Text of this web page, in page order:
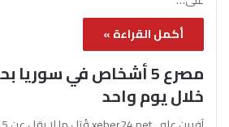
أكمل القراءة »
مصرع 5 أشخاص في
خلال يوم واحد